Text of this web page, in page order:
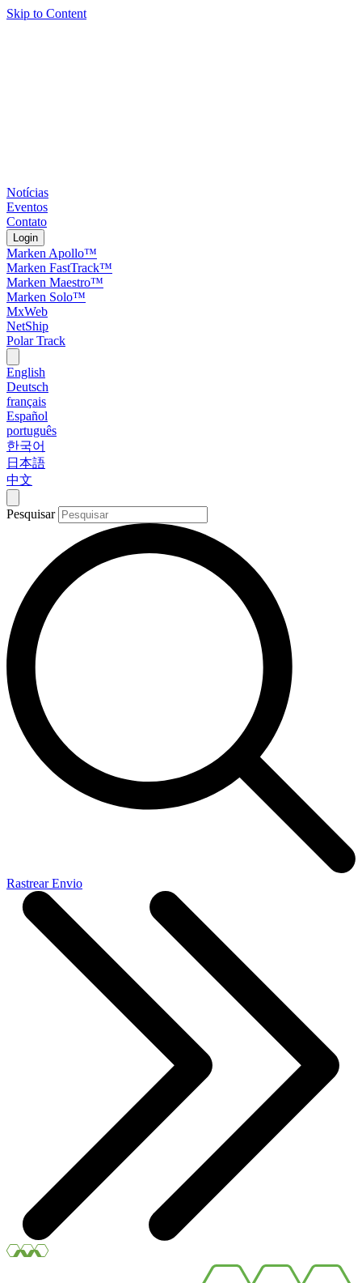
Skip to Content
Notícias
Eventos
Contato
Login
Marken Apollo™
Marken FastTrack™
Marken Maestro™
Marken Solo™
MxWeb
NetShip
Polar Track
English
Deutsch
français
Español
português
한국어
日本語
中文
Pesquisar
Rastrear Envio